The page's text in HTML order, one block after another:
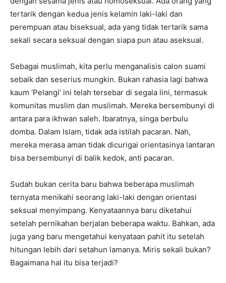
tertarik dengan kedua jenis kelamin laki-laki dan
perempuan atau biseksual, ada yang tidak tertarik sama
sekali secara seksual dengan siapa pun atau aseksual.
Sebagai muslimah, kita perlu menganalisis calon suami
sebaik dan seserius mungkin. Bukan rahasia lagi bahwa
kaum ‘Pelangi’ ini telah tersebar di segala lini, termasuk
komunitas muslim dan muslimah. Mereka bersembunyi di
antara para ikhwan saleh. Ibaratnya, singa berbulu
domba. Dalam Islam, tidak ada istilah pacaran. Nah,
mereka merasa aman tidak dicurigai orientasinya lantaran
bisa bersembunyi di balik kedok, anti pacaran.
Sudah bukan cerita baru bahwa beberapa muslimah
ternyata menikahi seorang laki-laki dengan orientasi
seksual menyimpang. Kenyataannya baru diketahui
setelah pernikahan berjalan beberapa waktu. Bahkan, ada
juga yang baru mengetahui kenyataan pahit itu setelah
hitungan lebih dari setahun lamanya. Miris sekali bukan?
Bagaimana hal itu bisa terjadi?